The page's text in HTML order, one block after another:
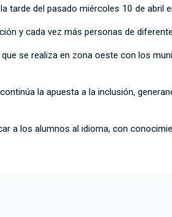
tarde del pasado miércoles 10 de abril
y cada vez más personas de
se realiza en zona oeste con los
la apuesta a la inclusión,
a los alumnos al idioma, con